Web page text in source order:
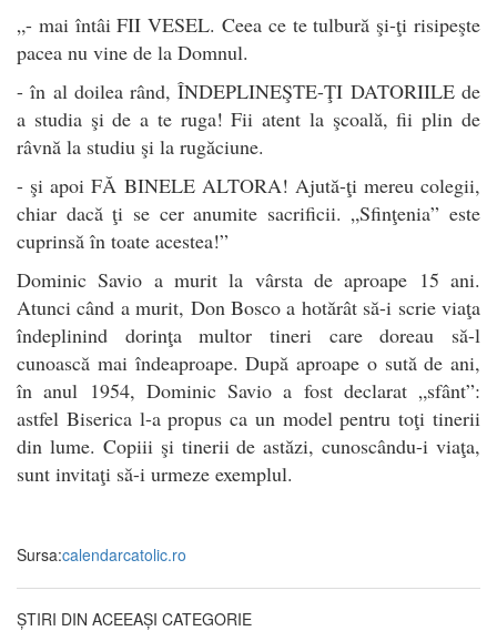
„- mai întâi FII VESEL. Ceea ce te tulbură şi-ţi risipeşte
pacea nu vine de la Domnul.
- în al doilea rând, ÎNDEPLINEŞTE-ŢI DATORIILE de
a studia şi de a te ruga! Fii atent la şcoală, fii plin de
râvnă la studiu şi la rugăciune.
- şi apoi FĂ BINELE ALTORA! Ajută-ţi mereu colegii,
chiar dacă ţi se cer anumite sacrificii. „Sfinţenia” este
cuprinsă în toate acestea!”
Dominic Savio a murit la vârsta de aproape 15 ani.
Atunci când a murit, Don Bosco a hotărât să-i scrie viaţa
îndeplinind dorinţa multor tineri care doreau să-l
cunoască mai îndeaproape. După aproape o sută de ani,
în anul 1954, Dominic Savio a fost declarat „sfânt”:
astfel Biserica l-a propus ca un model pentru toţi tinerii
din lume. Copiii şi tinerii de astăzi, cunoscându-i viaţa,
sunt invitaţi să-i urmeze exemplul.
Sursa:calendarcatolic.ro
ȘTIRI DIN ACEEAȘI CATEGORIE